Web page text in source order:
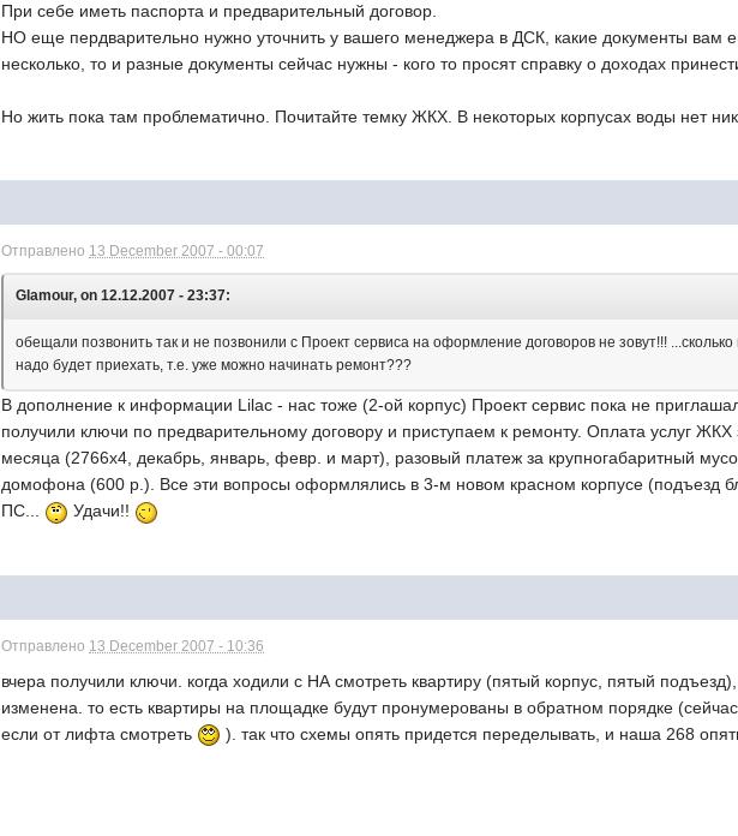
При себе иметь паспорта и предварительный договор.
НО еще пердварительно нужно уточнить у вашего менеджера в ДСК, какие документы вам
несколько, то и разные документы сейчас нужны - кого то просят справку о доходах
Но жить пока там проблематично. Почитайте темку ЖКХ. В некоторых корпусах воды нет
Отправлено 13 December 2007 - 00:07
Glamour, on 12.12.2007 - 23:37:
обещали позвонить так и не позвонили с Проект сервиса на оформление договоров не зовут!!!
надо будет приехать, т.е. уже можно начинать ремонт???
В дополнение к информации Lilac - нас тоже (2-ой корпус) Проект сервис пока не
получили ключи по предварительному договору и приступаем к ремонту. Оплата услуг
месяца (2766х4, декабрь, январь, февр. и март), разовый платеж за крупногабаритный
домофона (600 р.). Все эти вопросы оформлялись в 3-м новом красном корпусе (подъезд
ПС...
Удачи!!
Отправлено 13 December 2007 - 10:36
вчера получили ключи. когда ходили с НА смотреть квартиру (пятый корпус, пятый
изменена. то есть квартиры на площадке будут пронумерованы в обратном порядке
если от лифта смотреть
). так что схемы опять придется переделывать, и наша 268